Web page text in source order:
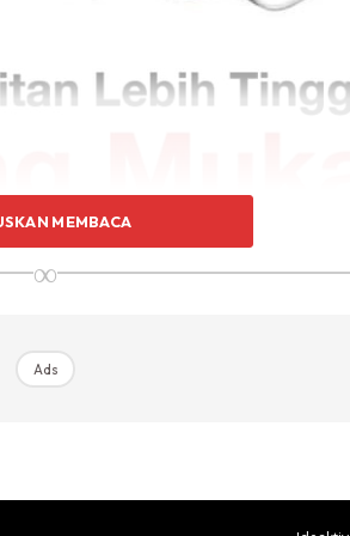
MEMBACA
∞
Ads